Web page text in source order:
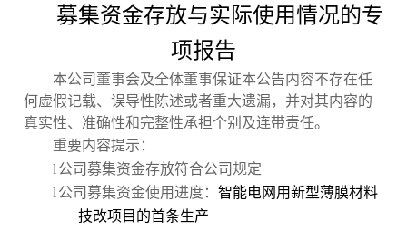
募集资金存放与实际使用情况的专
项报告
本公司董事会及全体董事保证本公告内容不存在任
何虚假记载、误导性陈述或者重大遗漏，并对其内容的
真实性、准确性和完整性承担个别及连带责任。
重要内容提示：
l 公司募集资金存放符合公司规定
l 公司募集资金使用进度：智能电网用新型薄膜材料
技改项目的首条生产